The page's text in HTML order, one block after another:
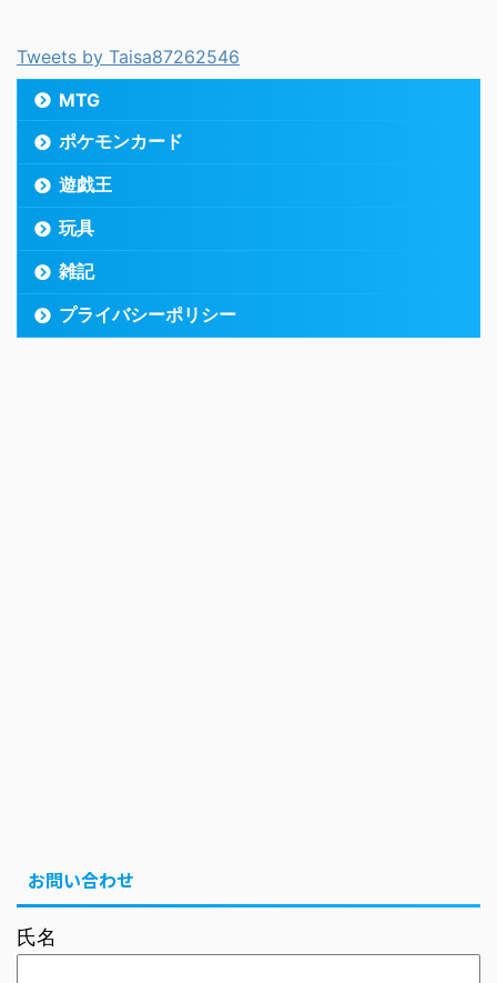
Tweets by Taisa87262546
MTG
ポケモンカード
遊戯王
玩具
雑記
プライバシーポリシー
お問い合わせ
氏名